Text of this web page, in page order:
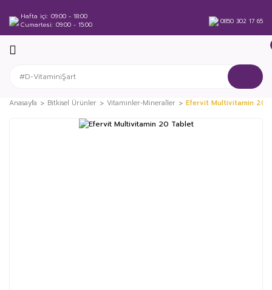
Hafta içi 09:00 - 18:00
Cumartesi 09:00 - 15:00 0850 302 17 65
Anasayfa Bitkisel Ürünler Vitaminler-Mineraller Efervit Multivitamin 20